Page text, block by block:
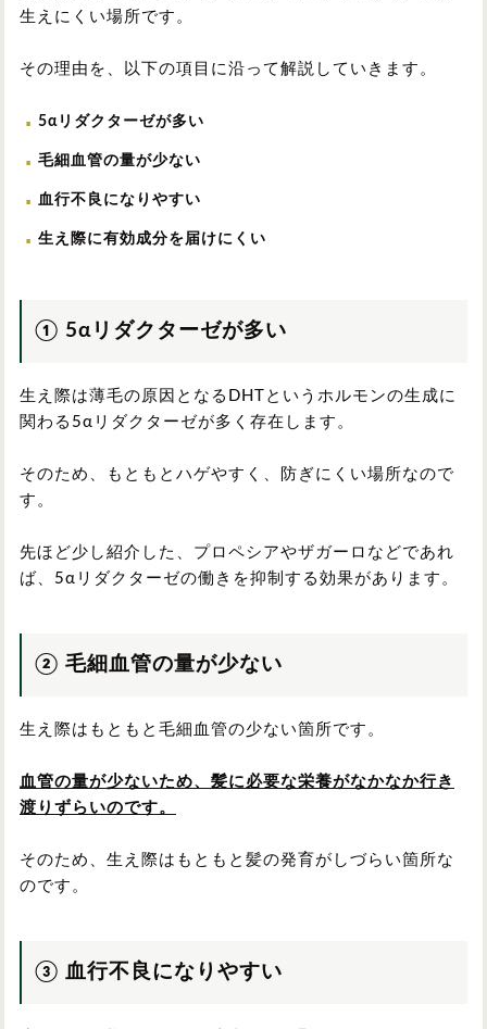
生えにくい場所です。
その理由を、以下の項目に沿って解説していきます。
5αリダクターゼが多い
毛細血管の量が少ない
血行不良になりやすい
生え際に有効成分を届けにくい
① 5αリダクターゼが多い
生え際は薄毛の原因となるDHTというホルモンの生成に
関わる5αリダクターゼが多く存在します。
そのため、もともとハゲやすく、防ぎにくい場所なので
す。
先ほど少し紹介した、プロペシアやザガーロなどであれ
ば、5αリダクターゼの働きを抑制する効果があります。
② 毛細血管の量が少ない
生え際はもともと毛細血管の少ない箇所です。
血管の量が少ないため、髪に必要な栄養がなかなか行き
渡りずらいのです。
そのため、生え際はもともと髪の発育がしづらい箇所な
のです。
③ 血行不良になりやすい